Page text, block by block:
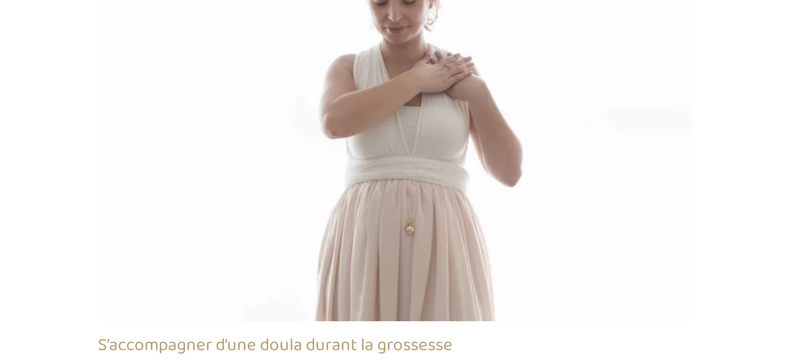
S’accompagner d’une doula durant la grossesse